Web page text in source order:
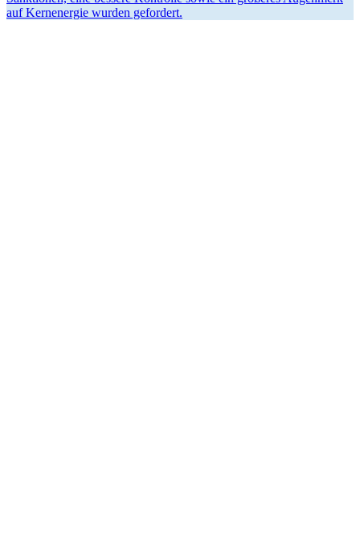
auf Kernenergie wurden gefordert.